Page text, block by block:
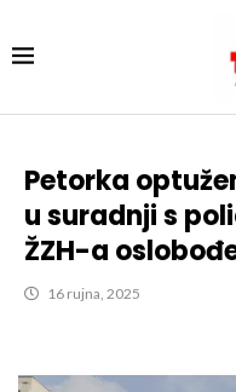
Petorka
u suradnji s
ŽZH-a
16 rujna, 2025